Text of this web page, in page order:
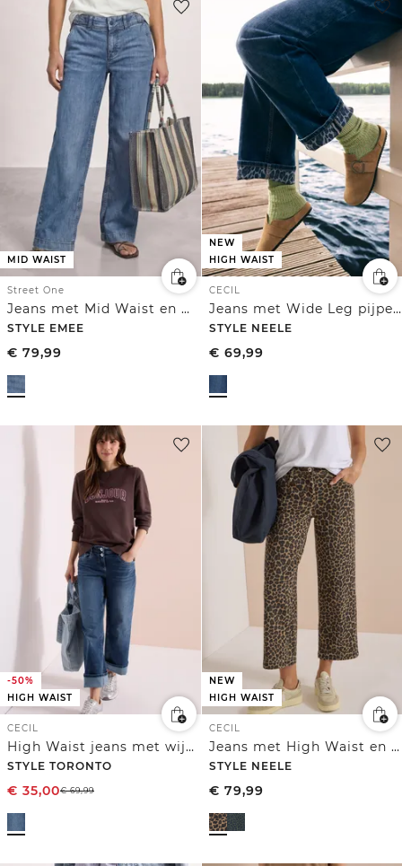
MID WAIST
Street One
Jeans met Mid Waist en Wide Leg pijpen in een Loose Fit pasvorm
STYLE EMEE
€ 79,99
NEW
HIGH WAIST
CECIL
Jeans met Wide Leg pijpen en omgeslagen boorden in luipaardprint
STYLE NEELE
€ 69,99
-50%
HIGH WAIST
CECIL
High Waist jeans met wijde pijpen in Slim Fit
STYLE TORONTO
€ 35,00€69,99
NEW
HIGH WAIST
CECIL
Jeans met High Waist en Wide Leg pijpen met luipaardprint
STYLE NEELE
€ 79,99